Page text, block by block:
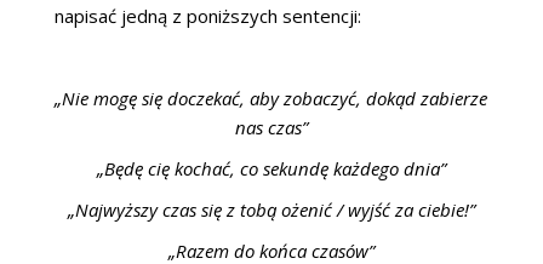
napisać jedną z poniższych sentencji:
„Nie mogę się doczekać, aby zobaczyć, dokąd zabierze
nas czas”
„Będę cię kochać, co sekundę każdego dnia”
„Najwyższy czas się z tobą ożenić / wyjść za ciebie!”
„Razem do końca czasów”